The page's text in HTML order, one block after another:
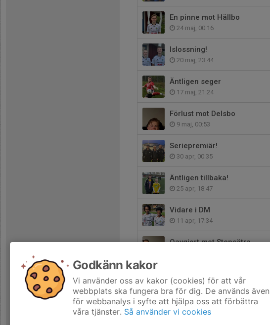
En pinne mot Hällbo
24 maj, 00:16
Islossning!
20 maj, 23:44
Äntligen seger
17 maj, 21:24
Förlust mot Delsbo
9 maj, 00:53
Seriepremiär!
30 apr, 00:35
Äntligen tillbaka!
25 apr, 18:47
Vidare i DM
11 apr, 17:34
Oavgjort mot Stensätra
17 mar, 22:58
Godkänn kakor
Vi använder oss av kakor (cookies) för att vår
webbplats ska fungera bra för dig. De används även
för webbanalys i syfte att hjälpa oss att förbättra
våra tjänster. Så använder vi cookies